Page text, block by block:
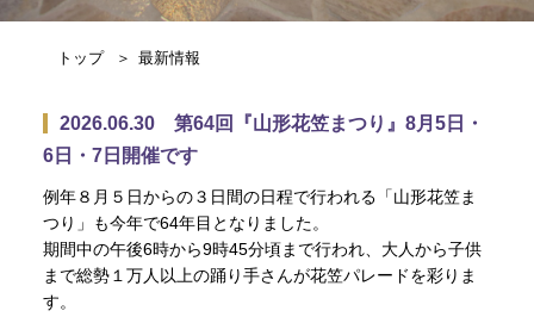
トップ 最新情報
2026.06.30 第64回『山形花笠まつり』8月5日・
6日・7日開催です
例年８月５日からの３日間の日程で行われる「山形花笠ま
つり」も今年で64年目となりました。
期間中の午後6時から9時45分頃まで行われ、大人から子供
まで総勢１万人以上の踊り手さんが花笠パレードを彩りま
す。